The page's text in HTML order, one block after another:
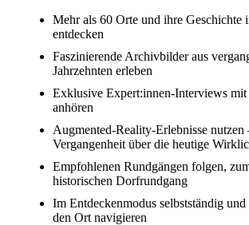
Mehr als 60 Orte und ihre Geschichte
entdecken
Faszinierende Archivbilder aus
Jahrzehnten erleben
Exklusive Expert:innen-Interviews mit
anhören
Augmented-Reality-Erlebnisse nutzen
Vergangenheit über die heutige
Empfohlenen Rundgängen folgen,
historischen Dorfrundgang
Im Entdeckenmodus selbstständig
den Ort navigieren